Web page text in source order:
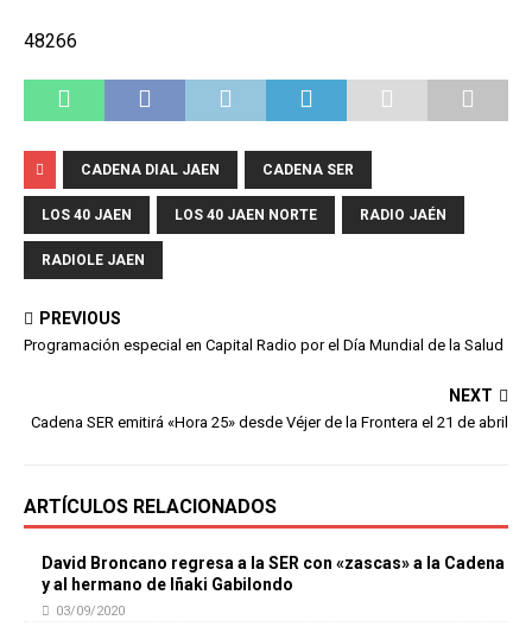
48266
CADENA DIAL JAEN CADENA SER
LOS 40 JAEN LOS 40 JAEN NORTE RADIO JAÉN
RADIOLE JAEN
PREVIOUS
Programación especial en Capital Radio por el Día Mundial de la Salud
NEXT
Cadena SER emitirá «Hora 25» desde Véjer de la Frontera el 21 de abril
ARTÍCULOS RELACIONADOS
David Broncano regresa a la SER con «zascas» a la Cadena
y al hermano de Iñaki Gabilondo
03/09/2020